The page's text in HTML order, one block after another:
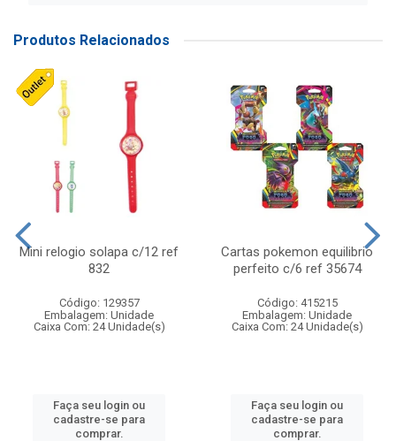
Produtos Relacionados
Mini relogio solapa c/12 ref
832
Código: 129357
Embalagem: Unidade
Caixa Com: 24 Unidade(s)
Faça seu login ou
cadastre-se para
comprar.
Cartas pokemon equilibrio
perfeito c/6 ref 35674
Código: 415215
Embalagem: Unidade
Caixa Com: 24 Unidade(s)
Faça seu login ou
cadastre-se para
comprar.